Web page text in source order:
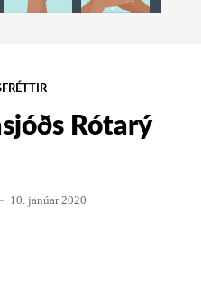
Rótarý
10. janúar 2020